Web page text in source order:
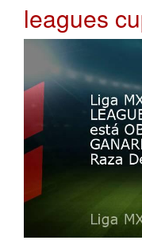
leagues